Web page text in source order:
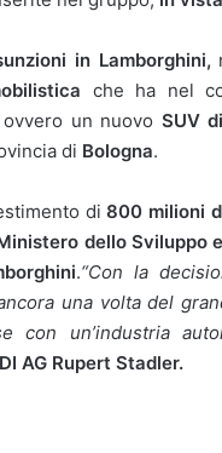
in Lamborghini,
che ha nel
un nuovo SUV
di Bologna.
di 800 milioni
dello Sviluppo
.“Con la
una volta del
un’industria
AG Rupert Stadler.